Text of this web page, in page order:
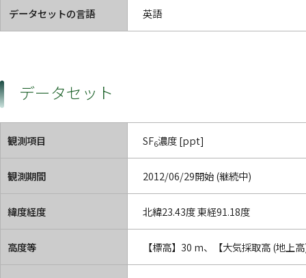
データセットの言語 英語
データセット
観測項目 SF6濃度 [ppt]
観測期間 2012/06/29開始 (継続中)
緯度経度 北緯23.43度 東経91.18度
高度等 【標高】30 m、【大気採取高 (地上